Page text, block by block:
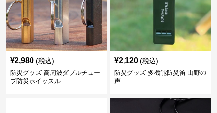
¥2,980 (税込)
防災グッズ 高周波ダブルチュー
ブ防災ホイッスル
¥2,120 (税込)
防災グッズ 多機能防災笛 山野の
声